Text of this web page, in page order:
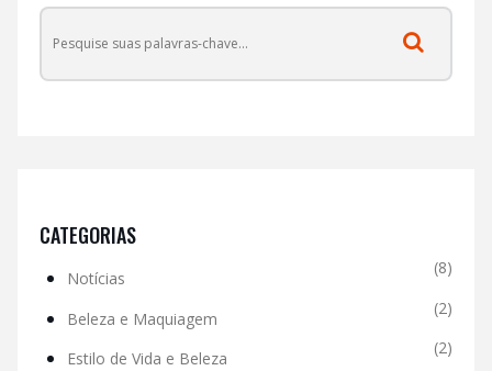
CATEGORIAS
Notícias
(8)
Beleza e Maquiagem
(2)
Estilo de Vida e Beleza
(2)